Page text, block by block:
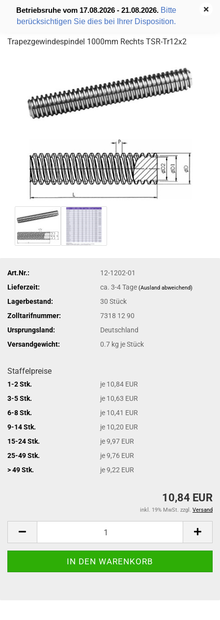
Betriebsruhe vom 17.08.2026 - 21.08.2026. Bitte
berücksichtigen Sie dies bei Ihrer Disposition.
Trapezgewindespindel 1000mm Rechts TSR-Tr12x2
Art.Nr.:
12-1202-01
Lieferzeit:
ca. 3-4 Tage(Ausland abweichend)
Lagerbestand: 30Stück
Zolltarifnummer:
7318 12 90
Ursprungsland:
Deutschland
Versandgewicht:
0.7 kg je Stück
Staffelpreise
1-2 Stk.
je 10,84 EUR
3-5 Stk.
je 10,63 EUR
6-8 Stk.
je 10,41 EUR
9-14 Stk.
je 10,20 EUR
15-24 Stk.
je 9,97 EUR
25-49 Stk.
je 9,76 EUR
> 49 Stk.
je 9,22 EUR
10,84 EUR
inkl. 19% MwSt. zzgl. Versand